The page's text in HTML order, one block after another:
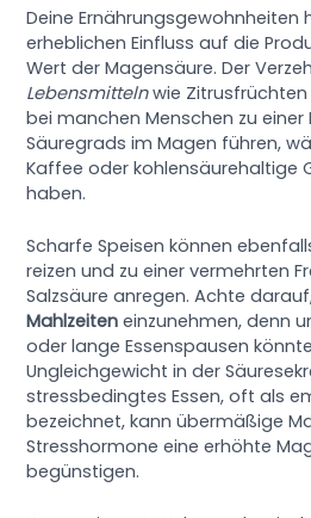
Deine Ernährungsgewohnheiten
erheblichen Einfluss auf die
Wert der Magensäure. Der
Lebensmittelnwie
bei manchen Menschen zu einer
Säuregrads im Magen führen,
Kaffee oder kohlensäurehaltige
haben.
Scharfe Speisen können
reizen und zu einer vermehrten
Salzsäure anregen. Achte
Mahlzeiten einzunehmen, denn
oder lange Essenspausen
Ungleichgewicht in der
stressbedingtes Essen, oft als
bezeichnet, kann übermäßige
Stresshormone eine erhöhte
begünstigen.